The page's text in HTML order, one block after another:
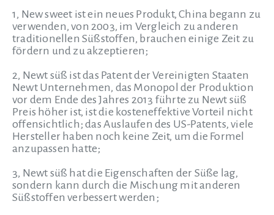
1, New sweet ist ein neues Produkt, China begann zu
verwenden, von 2003, im Vergleich zu anderen
traditionellen Süßstoffen, brauchen einige Zeit zu
fördern und zu akzeptieren;
2, Newt süß ist das Patent der Vereinigten Staaten
Newt Unternehmen, das Monopol der Produktion
vor dem Ende des Jahres 2013 führte zu Newt süß
Preis höher ist, ist die kosteneffektive Vorteil nicht
offensichtlich; das Auslaufen des US-Patents, viele
Hersteller haben noch keine Zeit, um die Formel
anzupassen hatte;
3, Newt süß hat die Eigenschaften der Süße lag,
sondern kann durch die Mischung mit anderen
Süßstoffen verbessert werden;